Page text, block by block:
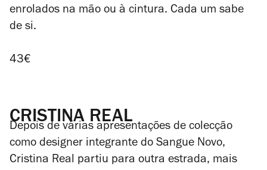
enrolados na mão ou à cintura. Cada um sabe
de si.
43€
CRISTINA REAL
Depois de várias apresentações de colecção
como designer integrante do Sangue Novo,
Cristina Real partiu para outra estrada, mais